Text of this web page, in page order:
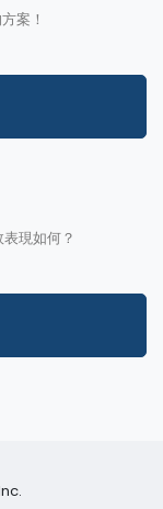
案！
現如何？